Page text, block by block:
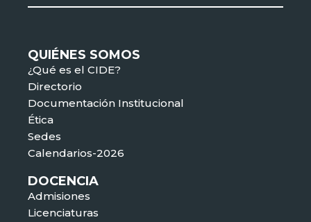
QUIÉNES SOMOS
¿Qué es el CIDE?
Directorio
Documentación Institucional
Ética
Sedes
Calendarios-2026
DOCENCIA
Admisiones
Licenciaturas